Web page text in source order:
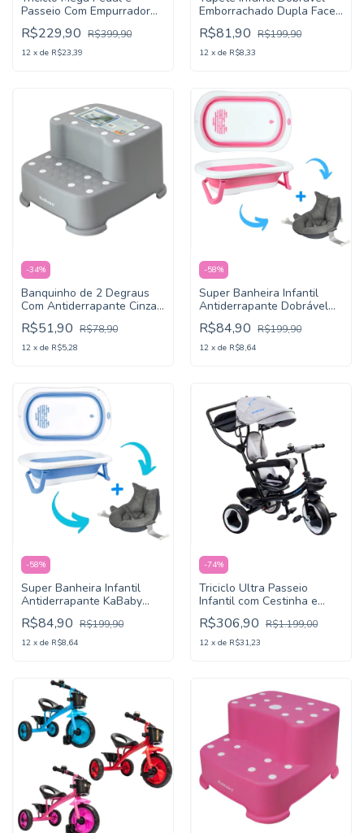
Passeio Com Empurrador
Luz e Som - KaBaby
R$229,90 R$399,90
12 x de R$23,39
Emborrachado Dupla Face
- Kababy
R$81,90 R$199,90
12 x de R$8,33
-34%
Banquinho de 2 Degraus
Com Antiderrapante Cinza -
KaBaby
R$51,90 R$78,90
12 x de R$5,28
-58%
Super Banheira Infantil
Antiderrapante Dobrável
Kababy Rosa
R$84,90 R$199,90
12 x de R$8,64
-58%
Super Banheira Infantil
Antiderrapante KaBaby
Azul
R$84,90 R$199,90
12 x de R$8,64
-74%
Triciclo Ultra Passeio
Infantil com Cestinha e
Buzina KaBaby
R$306,90 R$1.199,00
12 x de R$31,23